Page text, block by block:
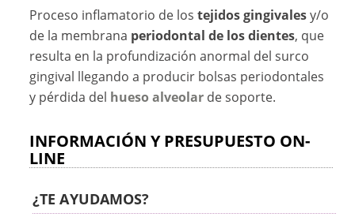
Proceso inflamatorio de lostejidos gingivalesy/o
de la membrana periodontal de los dientes, que
resulta en la profundización anormal del surco
gingival llegando a producir bolsas periodontales
y pérdida del hueso alveolar de soporte.
INFORMACIÓN Y PRESUPUESTO ON-
LINE
¿TE AYUDAMOS?